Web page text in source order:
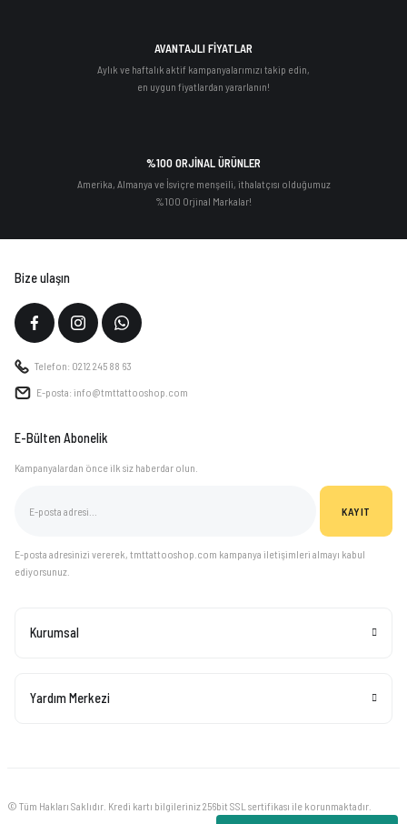
AVANTAJLI FİYATLAR
Aylık ve haftalık aktif kampanyalarımızı takip edin,
en uygun fiyatlardan yararlanın!
%100 ORJİNAL ÜRÜNLER
Amerika, Almanya ve İsviçre menşeili, ithalatçısı olduğumuz
%100 Orjinal Markalar!
Bize ulaşın
Telefon: 0212 245 88 63
E-posta: info@tmttattooshop.com
Kurumsal
Yardım Merkezi
E-Bülten Abonelik
Kampanyalardan önce ilk siz haberdar olun.
KAYIT
E-posta adresinizi vererek, tmttattooshop.com kampanya iletişimleri almayı kabul
ediyorsunuz.
© Tüm Hakları Saklıdır. Kredi kartı bilgileriniz 256bit SSL sertifikası ile korunmaktadır.